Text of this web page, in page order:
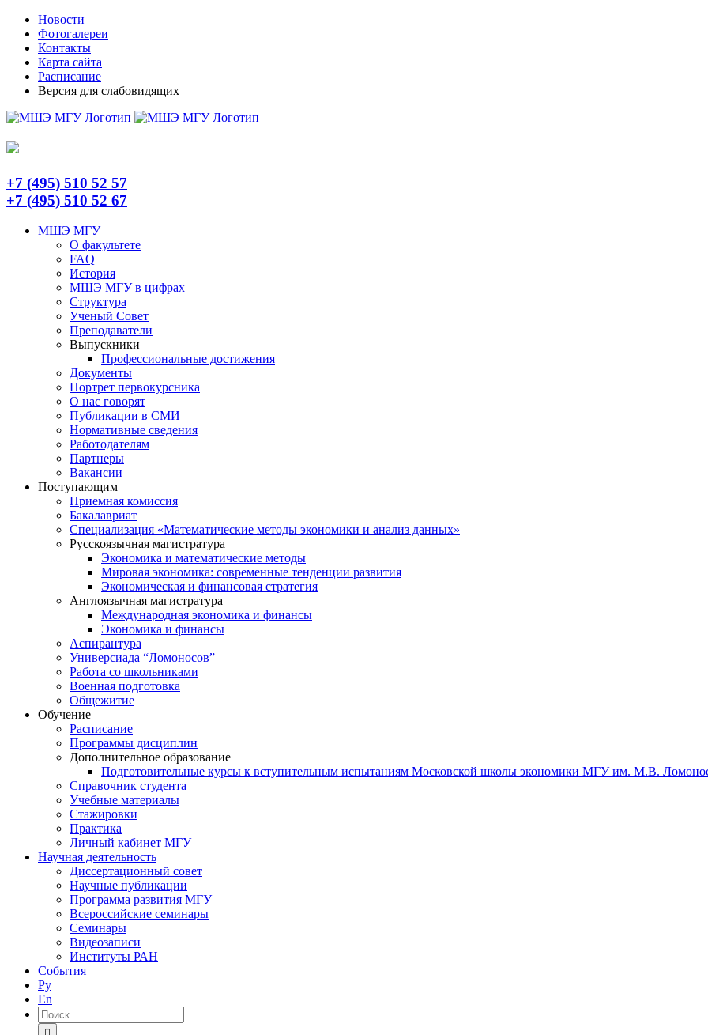
Skip
content
TelegramНовости
Фотогалереи
Контакты
Карта сайта
Расписание
Версия для слабовидящих
+7 (495) 510 52 57
+7 (495) 510 52 67
МШЭ МГУ
О факультете
FAQ
История
МШЭ МГУ в цифрах
Структура
Ученый Совет
Преподаватели
Выпускники
Профессиональные достижения
Документы
Портрет первокурсника
О нас говорят
Публикации в СМИ
Нормативные сведения
Работодателям
Партнеры
Вакансии
Поступающим
Приемная комиссия
Бакалавриат
Специализация «Математические методы экономики и анализ данных»
Русскоязычная магистратура
Экономика и математические методы
Мировая экономика: современные тенденции развития
Экономическая и финансовая стратегия
Англоязычная магистратура
Международная экономика и финансы
Экономика и финансы
Аспирантура
Универсиада “Ломоносов”
Работа со школьниками
Военная подготовка
Общежитие
Обучение
Расписание
Программы дисциплин
Дополнительное образование
Подготовительные курсы к вступительным испытаниям Московской школы экономики МГУ им. М.В.
Справочник студента
Учебные материалы
Стажировки
Практика
Личный кабинет МГУ
Научная деятельность
Диссертационный совет
Научные публикации
Программа развития МГУ
Всероссийские семинары
Семинары
Видеозаписи
Институты РАН
События
Ру
En
Результат
поиска: